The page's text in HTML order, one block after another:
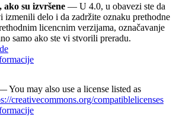
ako su izvršene — U 4.0, u obavezi ste da
izmenili delo i da zadržite oznaku prethodne
licencnim verzijama, označavanje
samo ako ste vi stvorili preradu.
You may also use a license listed as
creativecommons.org/compatiblelicenses